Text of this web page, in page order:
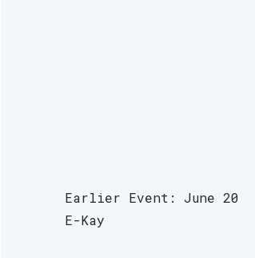
Earlier Event: June 20
E-Kay